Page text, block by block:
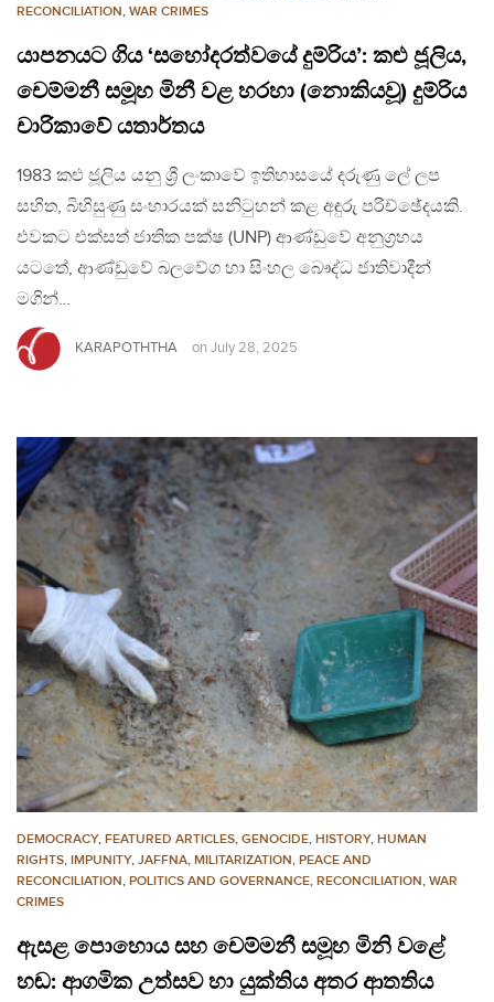
RECONCILIATION, WAR CRIMES
යාපනයට ගිය ‘සහෝදරත්වයේ දුම්රිය’: කළු ජූලිය,
චෙම්මනී සමූහ මිනී වළ හරහා (නොකියවූ) දුම්රිය
චාරිකාවේ යතාර්තය
1983 කළු ජූලිය යනු ශ්‍රී ලංකාවේ ඉතිහාසයේ දරුණු ලේ ලප
සහිත, බිහිසුණු සංහාරයක් සනිටුහන් කළ අඳුරු පරිච්ඡේදයකි.
එවකට එක්සත් ජාතික පක්ෂ (UNP) ආණ්ඩුවේ අනුග්‍රහය
යටතේ, ආණ්ඩුවේ බලවේග හා සිංහල බෞද්ධ ජාතිවාදීන්
මගින්…
KARAPOTHTHA on July 28, 2025
DEMOCRACY, FEATURED ARTICLES, GENOCIDE, HISTORY, HUMAN
RIGHTS, IMPUNITY, JAFFNA, MILITARIZATION, PEACE AND
RECONCILIATION, POLITICS AND GOVERNANCE, RECONCILIATION, WAR
CRIMES
ඇසළ පොහොය සහ චෙම්මනී සමූහ මිනි වළේ
හඬ: ආගමික උත්සව හා යුක්තිය අතර ආතතිය